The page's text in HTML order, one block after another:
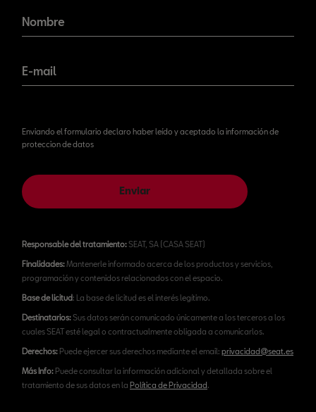
novedades!
Nombre
E-mail
Enviando el formulario declaro haber leído y aceptado la información de
proteccion de datos
Enviar
Responsable del tratamiento:SEAT, SA (CASA SEAT)
Finalidades:Mantenerle informado acerca de los productos y servicios,
programación y contenidos relacionados con el espacio.
Base de licitud: La base de licitud es el interés legítimo.
Destinatarios:Sus datos serán comunicado únicamente a los terceros a los
cuales SEAT esté legal o contractualmente obligada a comunicarlos.
Derechos: Puede ejercer sus derechos mediante el email: privacidad@seat.es
Más Info: Puede consultar la información adicional y detallada sobre el
tratamiento de sus datos en la Política de Privacidad.